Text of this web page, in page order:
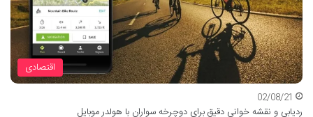
اقتصادی
02/08/21
ردیابی و نقشه خوانی دقیق برای دوچرخه سواران با هولدر موبایل